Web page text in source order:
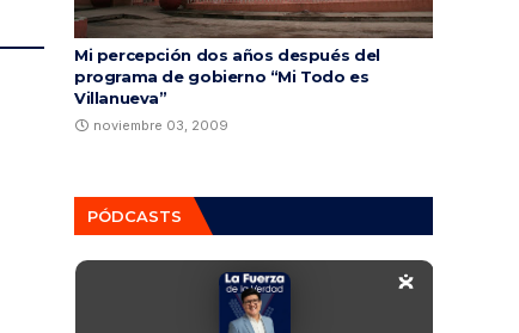
Mi percepción dos años después del
programa de gobierno “Mi Todo es
Villanueva”
noviembre 03, 2009
PÓDCASTS